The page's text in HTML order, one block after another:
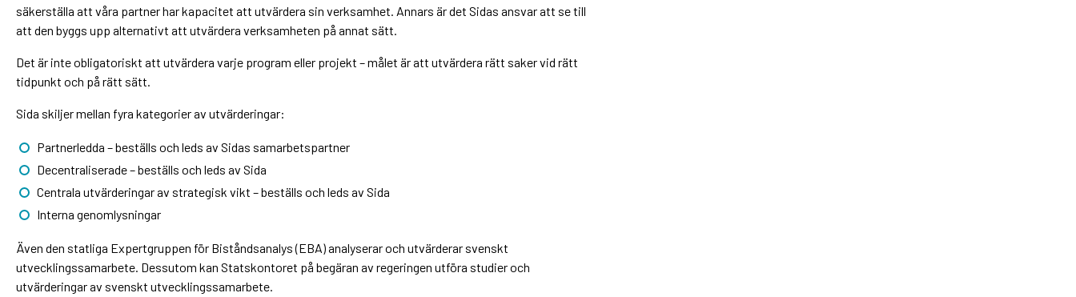
säkerställa att våra partner har kapacitet att utvärdera sin verksamhet. Annars är det Sidas ansvar att se till
att den byggs upp alternativt att utvärdera verksamheten på annat sätt.
Det är inte obligatoriskt att utvärdera varje program eller projekt – målet är att utvärdera rätt saker vid rätt
tidpunkt och på rätt sätt.
Sida skiljer mellan fyra kategorier av utvärderingar:
Partnerledda – beställs och leds av Sidas samarbetspartner
Decentraliserade – beställs och leds av Sida
Centrala utvärderingar av strategisk vikt – beställs och leds av Sida
Interna genomlysningar
Även den statliga Expertgruppen för Biståndsanalys (EBA) analyserar och utvärderar svenskt
utvecklingssamarbete. Dessutom kan Statskontoret på begäran av regeringen utföra studier och
utvärderingar av svenskt utvecklingssamarbete.